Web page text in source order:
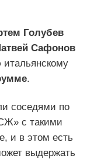
Голубев
Сафонов
итальянскому
.
соседями по
с такими
и в этом есть
выдержать